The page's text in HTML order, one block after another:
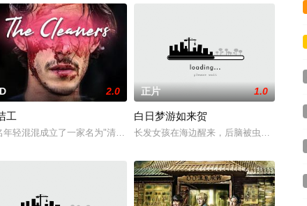
饰）和哥哥科纳德（Timothy T. McKinney 饰）。哥哥身患重病，
2.0
工
年轻混混成立了一家名为"清洁专家"的小公司，企图通过精密骗局欺诈富
正片 1.0
白日梦游如来贺
长发女孩在海边醒来，后脑被虫螫得难受